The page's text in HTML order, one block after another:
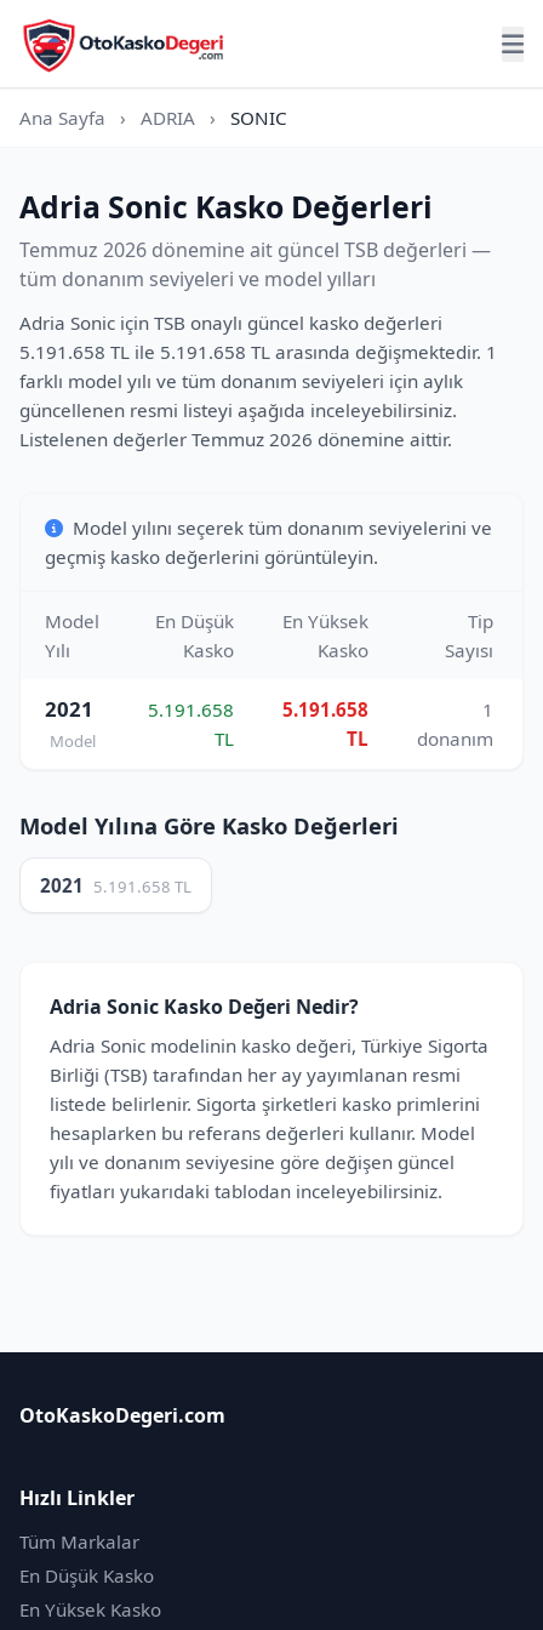
Ana Sayfa › ADRIA › SONIC
Adria Sonic Kasko Değerleri
Temmuz 2026 dönemine ait güncel TSB değerleri —
tüm donanım seviyeleri ve model yılları
Adria Sonic için TSB onaylı güncel kasko değerleri
5.191.658 TL ile 5.191.658 TL arasında değişmektedir. 1
farklı model yılı ve tüm donanım seviyeleri için aylık
güncellenen resmi listeyi aşağıda inceleyebilirsiniz.
Listelenen değerler Temmuz 2026 dönemine aittir.
Model yılını seçerek tüm donanım seviyelerini ve
geçmiş kasko değerlerini görüntüleyin.
Model
Yılı
En Düşük
Kasko
En Yüksek
Kasko
Tip
Sayısı
2021
Model
5.191.658
TL
5.191.658
TL
1
donanım
Model Yılına Göre Kasko Değerleri
2021 5.191.658 TL
Adria Sonic Kasko Değeri Nedir?
Adria Sonic modelinin kasko değeri, Türkiye Sigorta
Birliği (TSB) tarafından her ay yayımlanan resmi
listede belirlenir. Sigorta şirketleri kasko primlerini
hesaplarken bu referans değerleri kullanır. Model
yılı ve donanım seviyesine göre değişen güncel
fiyatları yukarıdaki tablodan inceleyebilirsiniz.
OtoKaskoDegeri.com
Hızlı Linkler
Tüm Markalar
En Düşük Kasko
En Yüksek Kasko